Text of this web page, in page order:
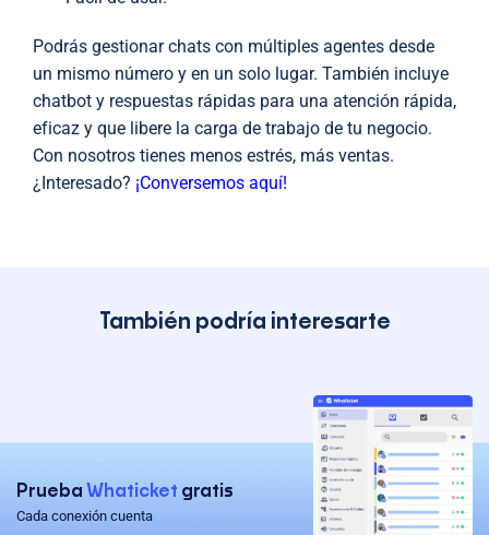
Podrás gestionar chats con múltiples agentes desde
un mismo número y en un solo lugar. También incluye
chatbot y respuestas rápidas para una atención rápida,
eficaz y que libere la carga de trabajo de tu negocio.
Con nosotros tienes menos estrés, más ventas.
¿Interesado? ¡Conversemos aquí!
También podría interesarte
Prueba Whaticket gratis
Cada conexión cuenta